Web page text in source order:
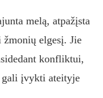
melą, atpažįsta
žmonių elgesį. Jie
konfliktui,
gali įvykti ateityje